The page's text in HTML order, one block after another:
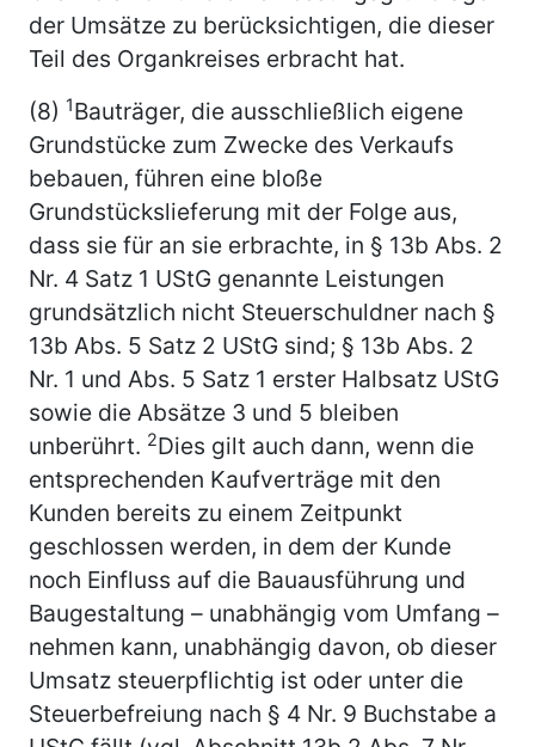
der Umsätze zu berücksichtigen, die dieser
Teil des Organkreises erbracht hat.
(8) 1Bauträger, die ausschließlich eigene
Grundstücke zum Zwecke des Verkaufs
bebauen, führen eine bloße
Grundstückslieferung mit der Folge aus,
dass sie für an sie erbrachte, in § 13b Abs. 2
Nr. 4 Satz 1 UStG genannte Leistungen
grundsätzlich nicht Steuerschuldner nach §
13b Abs. 5 Satz 2 UStG sind; § 13b Abs. 2
Nr. 1 und Abs. 5 Satz 1 erster Halbsatz UStG
sowie die Absätze 3 und 5 bleiben
unberührt. 2Dies gilt auch dann, wenn die
entsprechenden Kaufverträge mit den
Kunden bereits zu einem Zeitpunkt
geschlossen werden, in dem der Kunde
noch Einfluss auf die Bauausführung und
Baugestaltung – unabhängig vom Umfang –
nehmen kann, unabhängig davon, ob dieser
Umsatz steuerpflichtig ist oder unter die
Steuerbefreiung nach § 4 Nr. 9 Buchstabe a